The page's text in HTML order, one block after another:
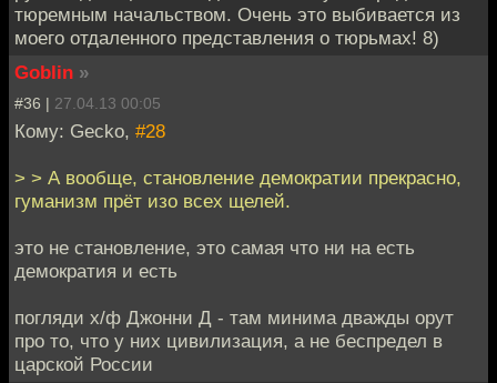
тюремным начальством. Очень это выбивается из
моего отдаленного представления о тюрьмах! 8)
Goblin »
#36 | 27.04.13 00:05
Кому: Gecko, #28
> > А вообще, становление демократии прекрасно,
гуманизм прёт изо всех щелей.
это не становление, это самая что ни на есть
демократия и есть
погляди х/ф Джонни Д - там минима дважды орут
про то, что у них цивилизация, а не беспредел в
царской России